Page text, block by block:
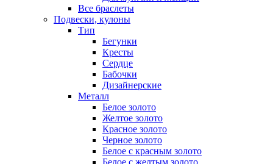
Все браслеты
Подвески, кулоны
Тип
Бегунки
Кресты
Сердце
Бабочки
Дизайнерские
Металл
Белое золото
Желтое золото
Красное золото
Черное золото
Белое с красным золото
Белое с желтым золото